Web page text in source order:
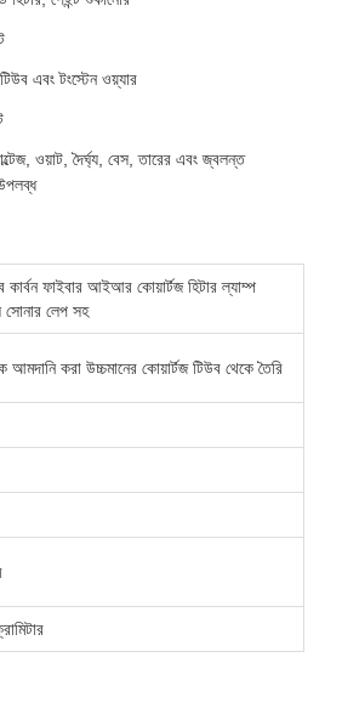
এবং টংস্টেন ওয়্যার
ওয়াট, দৈর্ঘ্য, বেস, তারের এবং জ্বলন্ত
ফাইবার আইআর কোয়ার্টজ হিটার ল্যাম্প
লেপ সহ
আমদানি করা উচ্চমানের কোয়ার্টজ টিউব থেকে তৈরি